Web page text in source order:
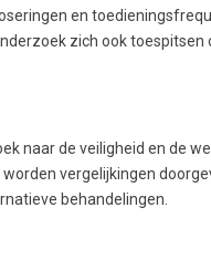
en
zich ook toespitsen
naar de veiligheid en de
worden vergelijkingen
behandelingen.